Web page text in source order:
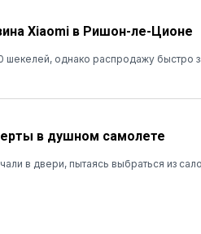
Xiaomi в Ришон-ле-Ционе
шекелей, однако распродажу быстро
в душном самолете
в двери, пытаясь выбраться из